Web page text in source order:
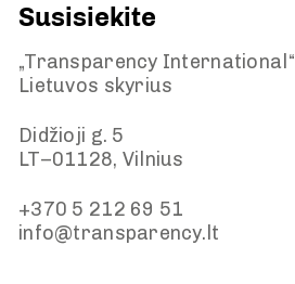
Susisiekite
„Transparency International“
Lietuvos skyrius
Didžioji g. 5
LT–01128, Vilnius
+370 5 212 69 51
info@transparency.lt